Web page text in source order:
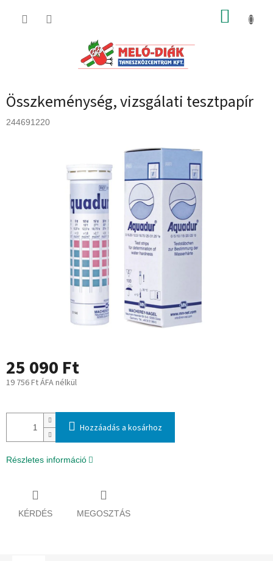
KOSÁR
Összkeménység, vizsgálati tesztpapír
244691220
25 090 Ft
19 756 Ft ÁFA nélkül
Hozzáadás a kosárhoz
Részletes információ
KÉRDÉS MEGOSZTÁS